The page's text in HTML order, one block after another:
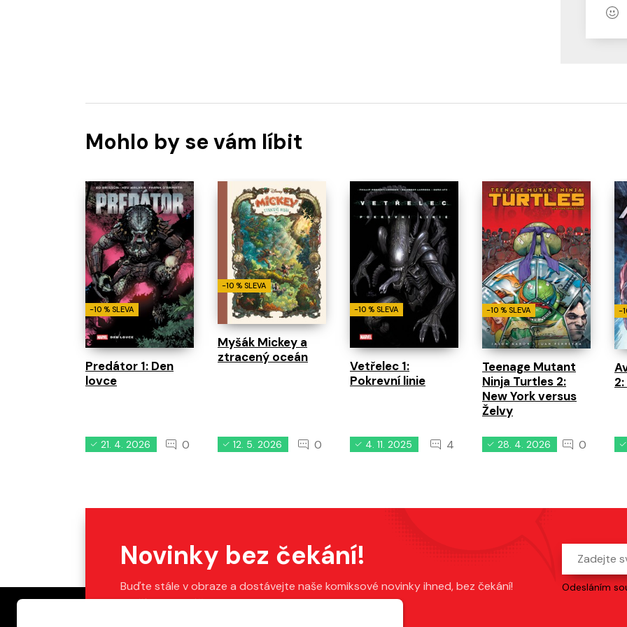
Mohlo by se vám líbit
-10 % SLEVA
Predátor 1: Den
lovce
21. 4. 2026 0
-10 % SLEVA
Myšák Mickey a
ztracený oceán
12. 5. 2026 0
-10 % SLEVA
Vetřelec 1:
Pokrevní linie
4. 11. 2025 4
-10 % SLEVA
Teenage Mutant
Ninja Turtles 2:
New York versus
Želvy
28. 4. 2026 0
-
Novinky bez čekání!
Buďte stále v obraze a dostávejte naše komiksové novinky ihned, bez čekání!
Stačí vyplnit váš e-mail.
Odesláním